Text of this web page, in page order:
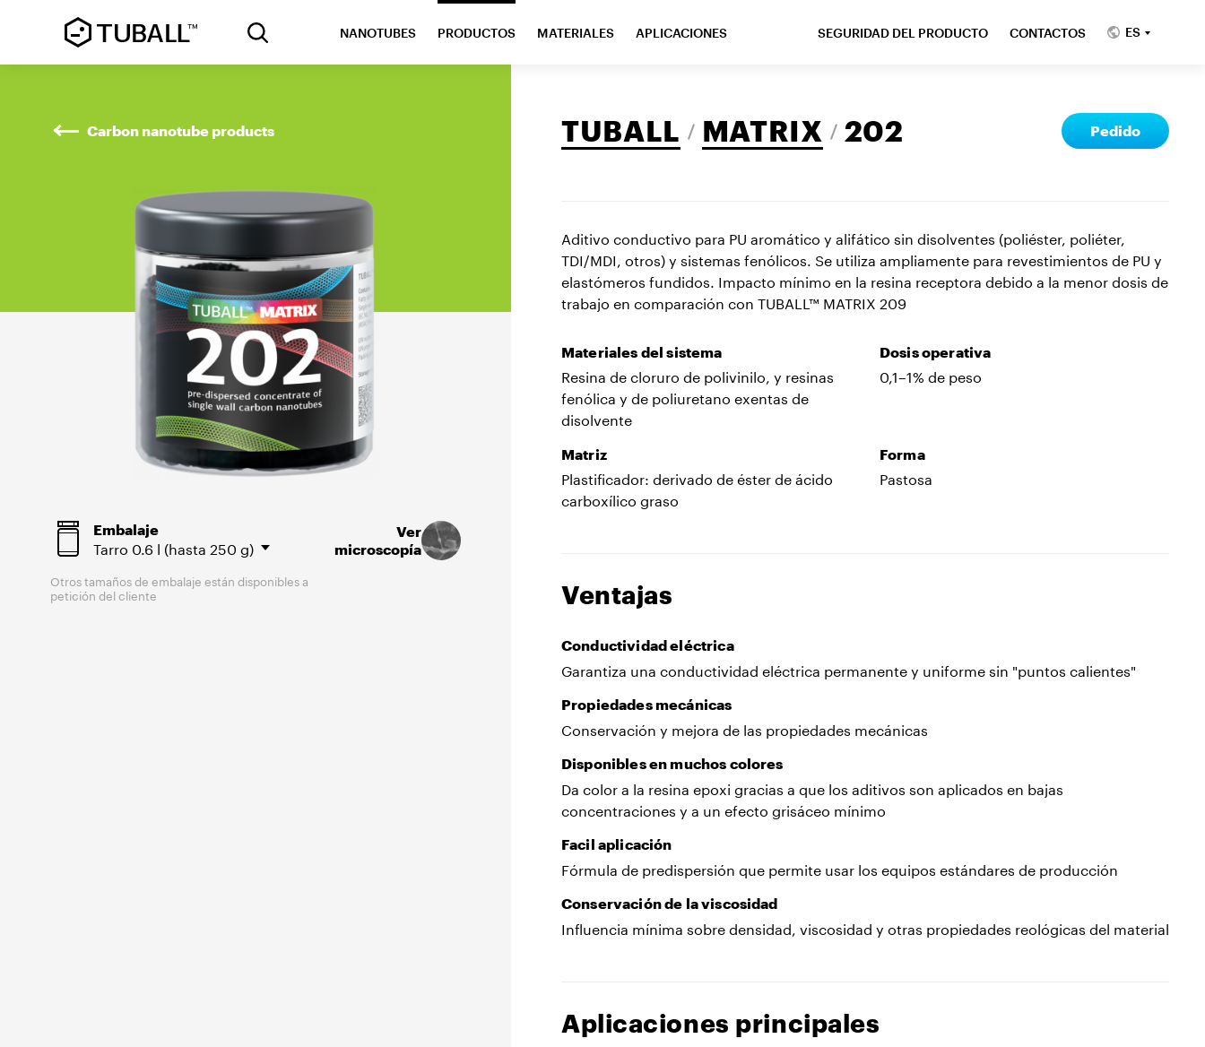
NANOTUBES PRODUCTOS MATERIALES APLICACIONES SEGURIDAD DEL PRODUCTO CONTACTOS ES
Carbon nanotube products
Embalaje
Tarro 0.6 l (hasta 250 g)
Otros tamaños de embalaje están disponibles a
petición del cliente
Ver
microscopía
TUBALL MATRIX 202 Pedido
Aditivo conductivo para PU aromático y alifático sin disolventes (poliéster, poliéter,
TDI/MDI, otros) y sistemas fenólicos. Se utiliza ampliamente para revestimientos de PU y
elastómeros fundidos. Impacto mínimo en la resina receptora debido a la menor dosis de
trabajo en comparación con TUBALL™ MATRIX 209
Materiales del sistema
Resina de cloruro de polivinilo, y resinas
fenólica y de poliuretano exentas de
disolvente
Dosis operativa
0,1–1% de peso
Matriz
Plastificador: derivado de éster de ácido
carboxílico graso
Forma
Pastosa
Ventajas
Conductividad eléctrica
Garantiza una conductividad eléctrica permanente y uniforme sin "puntos calientes"
Propiedades mecánicas
Conservación y mejora de las propiedades mecánicas
Disponibles en muchos colores
Da color a la resina epoxi gracias a que los aditivos son aplicados en bajas
concentraciones y a un efecto grisáceo mínimo
Facil aplicación
Fórmula de predispersión que permite usar los equipos estándares de producción
Conservación de la viscosidad
Influencia mínima sobre densidad, viscosidad y otras propiedades reológicas del material
Aplicaciones principales